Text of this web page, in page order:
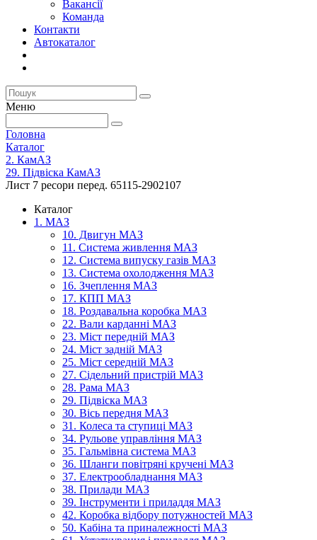
Вакансії
Команда
Контакти
Автокаталог
Меню
Головна
Каталог
2. КамАЗ
29. Підвіска КамАЗ
Лист 7 ресори перед. 65115-2902107
Каталог
1. МАЗ
10. Двигун МАЗ
11. Система живлення МАЗ
12. Система випуску газів МАЗ
13. Система охолодження МАЗ
16. Зчеплення МАЗ
17. КПП МАЗ
18. Роздавальна коробка МАЗ
22. Вали карданні МАЗ
23. Міст передній МАЗ
24. Міст задній МАЗ
25. Міст середній МАЗ
27. Сідельний пристрій МАЗ
28. Рама МАЗ
29. Підвіска МАЗ
30. Вісь передня МАЗ
31. Колеса та ступиці МАЗ
34. Рульове управління МАЗ
35. Гальмівна система МАЗ
36. Шланги повітряні кручені МАЗ
37. Електрообладнання МАЗ
38. Прилади МАЗ
39. Інструменти і приладдя МАЗ
42. Коробка відбору потужностей МАЗ
50. Кабіна та приналежності МАЗ